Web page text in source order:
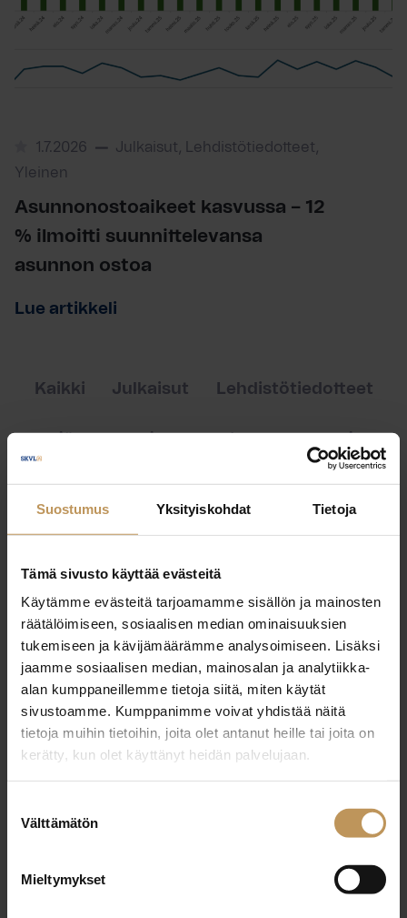
Suostumus Yksityiskohdat Tietoja
Tämä sivusto käyttää evästeitä
Käytämme evästeitä tarjoamamme sisällön ja mainosten
räätälöimiseen, sosiaalisen median ominaisuuksien
tukemiseen ja kävijämäärämme analysoimiseen. Lisäksi
jaamme sosiaalisen median, mainosalan ja analytiikka-
alan kumppaneillemme tietoja siitä, miten käytät
sivustoamme. Kumppanimme voivat yhdistää näitä
tietoja muihin tietoihin, joita olet antanut heille tai joita on
kerätty, kun olet käyttänyt heidän palvelujaan.
valinta
Välttämätön
Mieltymykset
1.7.2026
Julkaisut, Lehdistötiedotteet,
Yleinen
Asunnonostoaikeet kasvussa – 12
% ilmoitti suunnittelevansa
asunnon ostoa
Lue artikkeli
Kaikki Julkaisut Lehdistötiedotteet
29.2.2024
Lue artikkeli